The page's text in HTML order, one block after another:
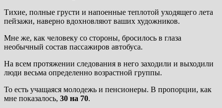
Тихие, полные грусти и напоенные теплотой уходящего лета
пейзажи, наверно вдохновляют ваших художников.
Мне же, как человеку со стороны, бросилось в глаза
необычный состав пассажиров автобуса.
На всем протяжении следования в него заходили и выходили
люди весьма определенно возрастной группы.
То есть учащаяся молодежь и пенсионеры. В пропорции, как
мне показалось, 30 на 70.